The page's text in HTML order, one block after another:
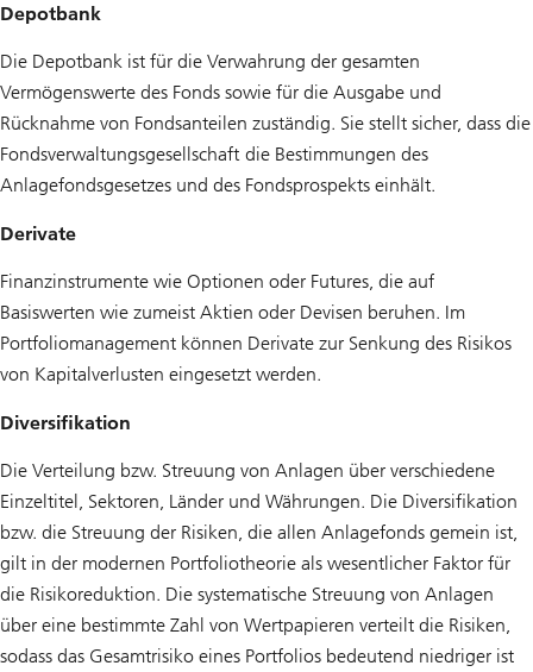
Depotbank
Die Depotbank ist für die Verwahrung der gesamten
Vermögenswerte des Fonds sowie für die Ausgabe und
Rücknahme von Fondsanteilen zuständig. Sie stellt sicher, dass die
Fondsverwaltungsgesellschaft die Bestimmungen des
Anlagefondsgesetzes und des Fondsprospekts einhält.
Derivate
Finanzinstrumente wie Optionen oder Futures, die auf
Basiswerten wie zumeist Aktien oder Devisen beruhen. Im
Portfoliomanagement können Derivate zur Senkung des Risikos
von Kapitalverlusten eingesetzt werden.
Diversifikation
Die Verteilung bzw. Streuung von Anlagen über verschiedene
Einzeltitel, Sektoren, Länder und Währungen. Die Diversifikation
bzw. die Streuung der Risiken, die allen Anlagefonds gemein ist,
gilt in der modernen Portfoliotheorie als wesentlicher Faktor für
die Risikoreduktion. Die systematische Streuung von Anlagen
über eine bestimmte Zahl von Wertpapieren verteilt die Risiken,
sodass das Gesamtrisiko eines Portfolios bedeutend niedriger ist